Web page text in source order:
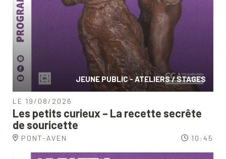
JEUNE PUBLIC - ATELIERS / STAGES
LE 19/08/2026
Les petits curieux – La recette secrête
de souricette
PONT-AVEN 10:45